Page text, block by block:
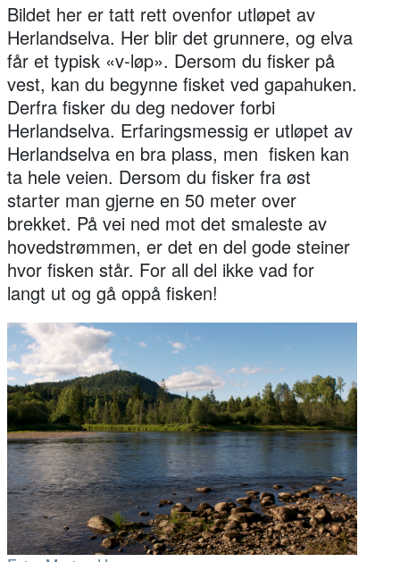
Bildet her er tatt rett ovenfor utløpet av
Herlandselva. Her blir det grunnere, og elva
får et typisk «v-løp». Dersom du fisker på
vest, kan du begynne fisket ved gapahuken.
Derfra fisker du deg nedover forbi
Herlandselva. Erfaringsmessig er utløpet av
Herlandselva en bra plass, men fisken kan
ta hele veien. Dersom du fisker fra øst
starter man gjerne en 50 meter over
brekket. På vei ned mot det smaleste av
hovedstrømmen, er det en del gode steiner
hvor fisken står. For all del ikke vad for
langt ut og gå oppå fisken!